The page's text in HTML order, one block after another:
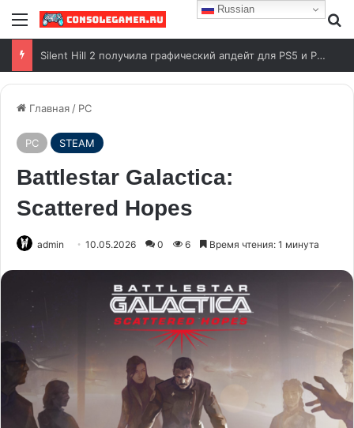
Анонсирован показ Grand Theft Auto VI от Rockstar Games
Главная / PC
PC STEAM
Battlestar Galactica:
Scattered Hopes
admin 10.05.2026 0 6 Время чтения: 1 минута
Russian